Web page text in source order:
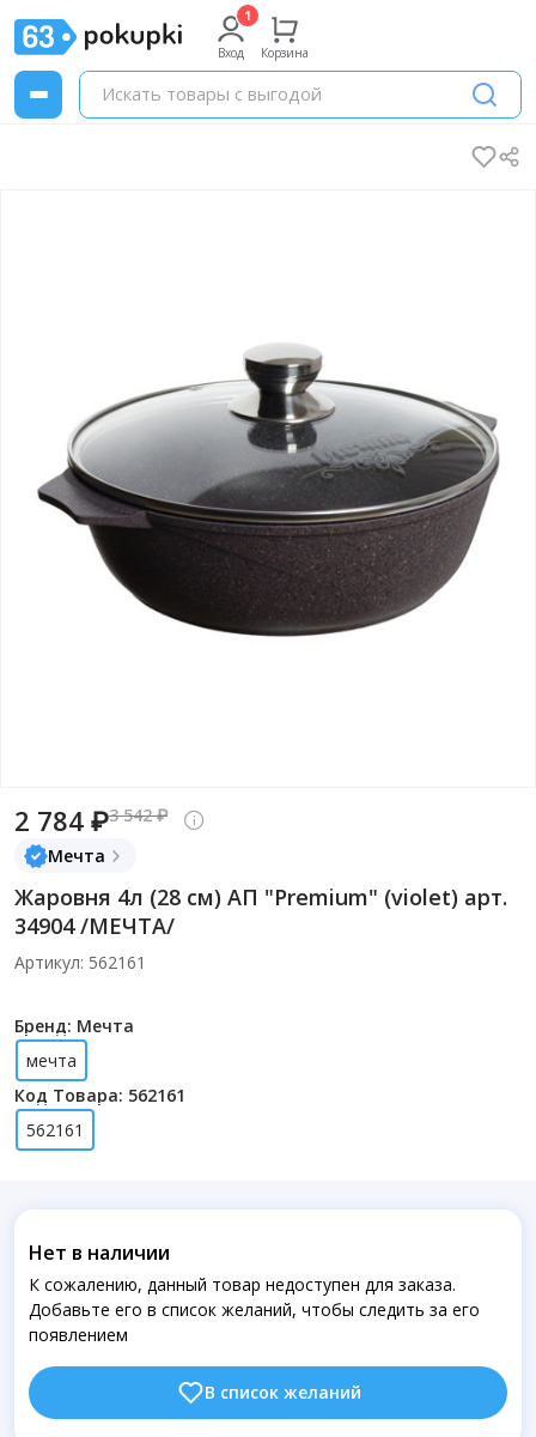
Вход Корзина
2 784 ₽3 542 ₽
Мечта
Жаровня 4л (28 см) АП "Premium" (violet) арт.
34904 /МЕЧТА/
Артикул: 562161
Бренд: Мечта
мечта
Код Товара: 562161
562161
Нет в наличии
К сожалению, данный товар недоступен для заказа.
Добавьте его в список желаний, чтобы следить за его
появлением
В список желаний